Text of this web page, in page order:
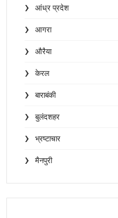
आंध्र प्रदेश
आगरा
औरैया
केरल
बाराबंकी
बुलंदशहर
भ्रष्टाचार
मैनपुरी